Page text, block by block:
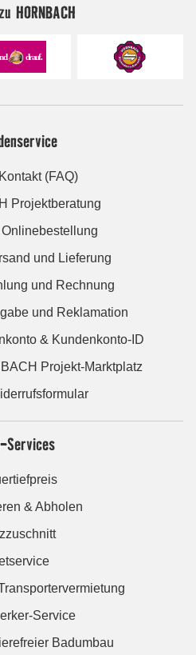
HORNBACH
(FAQ)
Projektberatung
und Lieferung
und Rechnung
und Reklamation
& Kundenkonto-ID
Projekt-Marktplatz
Services
& Abholen
Service
Badumbau